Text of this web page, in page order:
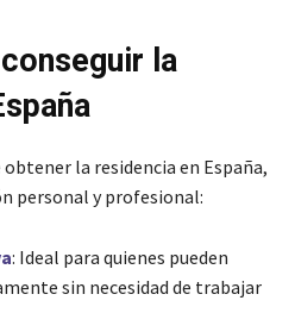
la
la residencia en España,
personal y profesional:
: Ideal para quienes pueden
sin necesidad de trabajar